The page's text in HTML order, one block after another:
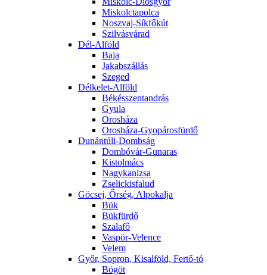
Miskolctapolca
Noszvaj-Síkfőkút
Szilvásvárad
Dél-Alföld
Baja
Jakabszállás
Szeged
Délkelet-Alföld
Békésszentandrás
Gyula
Orosháza
Orosháza-Gyopárosfürdő
Dunántúli-Dombság
Dombóvár-Gunaras
Kistolmács
Nagykanizsa
Zselickisfalud
Göcsej, Őrség, Alpokalja
Bük
Bükfürdő
Szalafő
Vaspör-Velence
Velem
Győr, Sopron, Kisalföld, Fertő-tó
Bögöt